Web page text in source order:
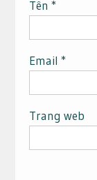
Tên *
Email *
Trang web